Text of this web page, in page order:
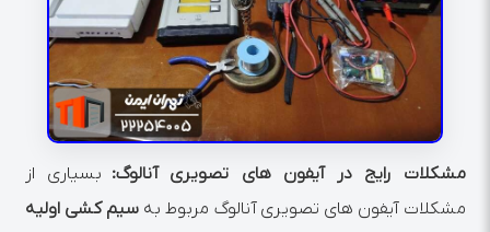
مشکلات رایج در آیفون های تصویری آنالوگ: بسیاری از
مشکلات آیفون های تصویری آنالوگ مربوط بهسیم کشی اولیه